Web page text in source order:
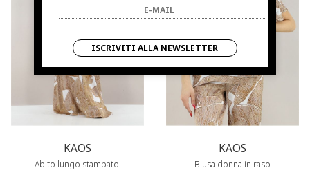
KAOS
Abito lungo stampato.
KAOS
Blusa donna in raso
ISCRIVITI ALLA NEWSLETTER